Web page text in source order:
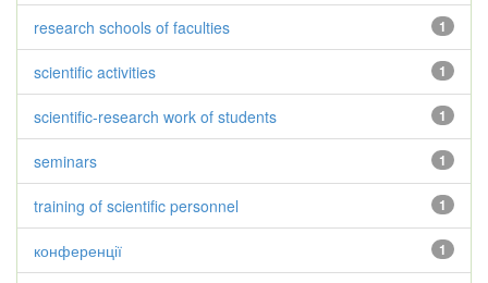
1
research schools of faculties
1
scientific activities
1
scientific-research work of students
1
seminars
1
training of scientific personnel
1
конференції